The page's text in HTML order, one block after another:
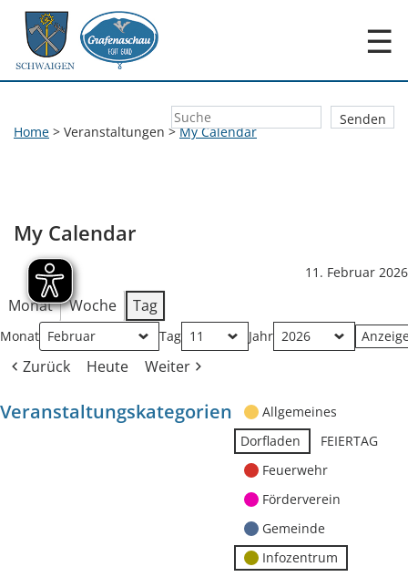
☰
Home > Veranstaltungen >My Calendar
My Calendar
11. Februar 2026
Monat Woche Tag
Monat Tag Jahr
Zurück Heute Weiter
Veranstaltungskategorien
Allgemeines
Dorfladen
FEIERTAG
Feuerwehr
Förderverein
Gemeinde
Infozentrum